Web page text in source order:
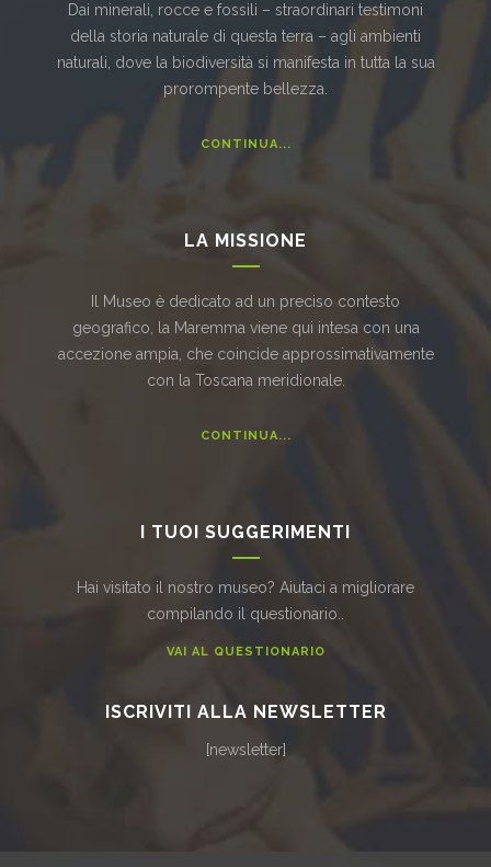
Dai minerali, rocce e fossili – straordinari testimoni
della storia naturale di questa terra – agli ambienti
naturali, dove la biodiversità si manifesta in tutta la sua
prorompente bellezza.
CONTINUA...
LA MISSIONE
Il Museo è dedicato ad un preciso contesto
geografico, la Maremma viene qui intesa con una
accezione ampia, che coincide approssimativamente
con la Toscana meridionale.
CONTINUA...
I TUOI SUGGERIMENTI
Hai visitato il nostro museo? Aiutaci a migliorare
compilando il questionario..
VAI AL QUESTIONARIO
ISCRIVITI ALLA NEWSLETTER
[newsletter]